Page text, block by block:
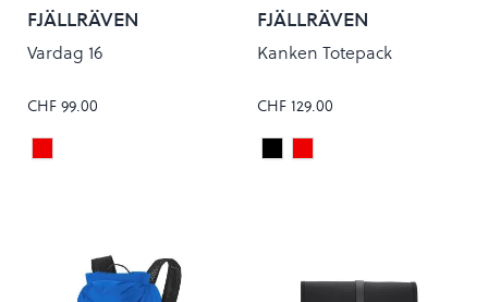
FJÄLLRÄVEN
Vardag 16
CHF 99.00
Colour
Dahlia
FJÄLLRÄVEN
Kanken Totepack
CHF 129.00
Colour
BlackTrue Red